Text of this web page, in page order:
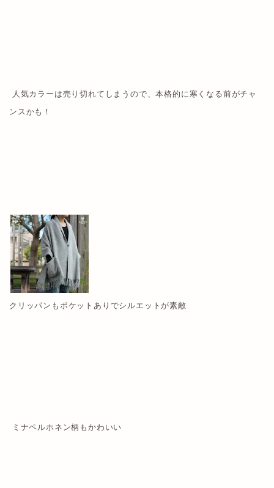
人気カラーは売り切れてしまうので、本格的に寒くなる前がチャ
ンスかも！
クリッパンもポケットありでシルエットが素敵
ミナペルホネン柄もかわいい